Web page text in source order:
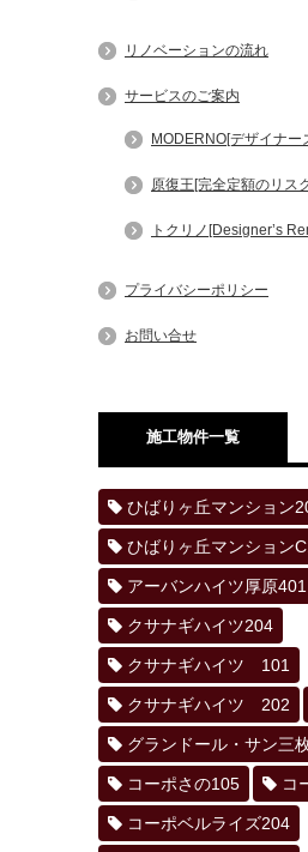
リノベーションの流れ
サービスのご案内
MODERNO[デザイナー
原復王[完全定額のリス
トクリノ[Designer’s
プライバシーポリシー
お問い合せ
施工物件一覧
ひばりヶ丘マンション
ひばりヶ丘マンション
アーバンハイツ厚原401
クサナギハイツ204
クサナギハイツ 101
クサナギハイツ 202
グランドール・サン三
コーポさの105 コ
コーポベルライズ204